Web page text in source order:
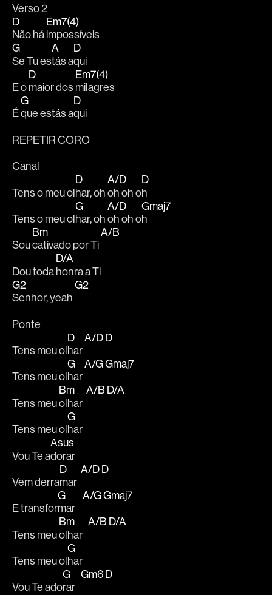
Verso 2
D
Não há
Em7(4)
impossíveis
G
Se Tu es
A
tás a
D
qui
E o
D
maior dos
Em7(4)
milagres
É
G
que estás a
D
qui
REPETIR CORO
Canal
Tens o meu ol
D
har, oh
A/D
oh oh o
D
h
Tens o meu ol
G
har, oh
A/D
oh oh o
Gmaj7
h
Sou
Bm
cativado por Ti
A/B
Dou toda
D/A
honra a Ti
G2
Senhor, yeah
G2
Ponte
Tens meu ol
D
har
A/DD
Tens meu ol
G
har
A/GGmaj7
Tens meu
Bm
olhar
A/B D/A
Tens meu ol
G
har
Vou Te a
Asus
dorar
Vem derra
D
mar
A/DD
E transfor
G
mar
A/GGmaj7
Tens meu
Bm
olhar
A/B D/A
Tens meu ol
G
har
Vou Te ado
G
rar
Gm6D